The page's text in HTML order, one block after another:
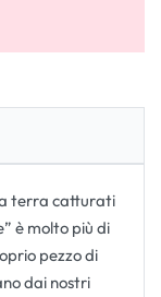
terra catturati
è molto più di
pezzo di
dai nostri